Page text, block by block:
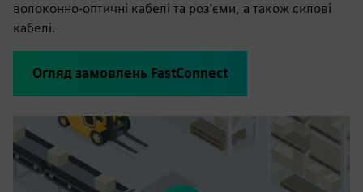
волоконно-оптичні кабелі та роз'єми, а також силові
кабелі.
Огляд замовлень FastConnect